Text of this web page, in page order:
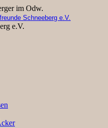
Schneeberg e.V.